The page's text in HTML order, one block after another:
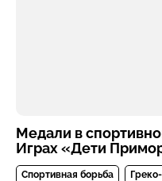
Медали в
Играх «Дети
Спортивная борьба